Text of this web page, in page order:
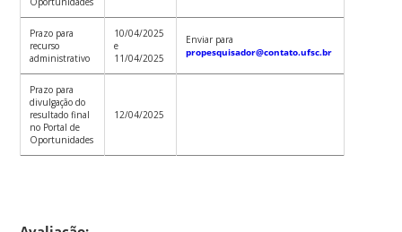
Prazo para
recurso
administrativo
10/04/2025
e
11/04/2025
Enviar para
propesquisador@contato.ufsc.br
Prazo para
divulgação do
resultado final
no Portal de
Oportunidades
12/04/2025